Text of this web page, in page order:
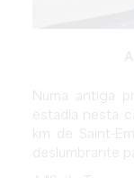
Numa antiga
estadia nesta
km de Saint-
deslumbrante